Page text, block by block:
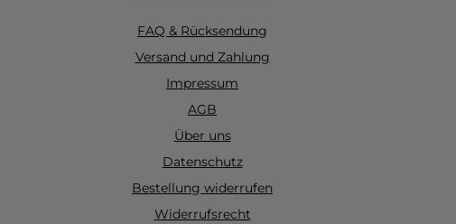
FAQ & Rücksendung
Versand und Zahlung
Impressum
AGB
Über uns
Datenschutz
Bestellung widerrufen
Widerrufsrecht